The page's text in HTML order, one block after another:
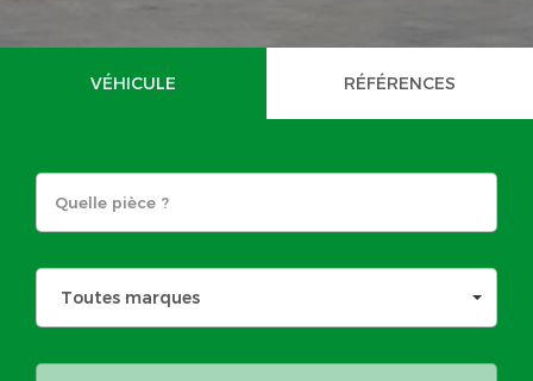
VÉHICULE RÉFÉRENCES
Toutes marques